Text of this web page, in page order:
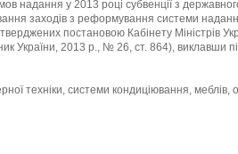
надання у 2013 році субвенції з
заходів з реформування системи
постановою Кабінету Міністрів
України, 2013 р., № 26, ст. 864), виклавши
техніки, системи кондиціювання, меблів,